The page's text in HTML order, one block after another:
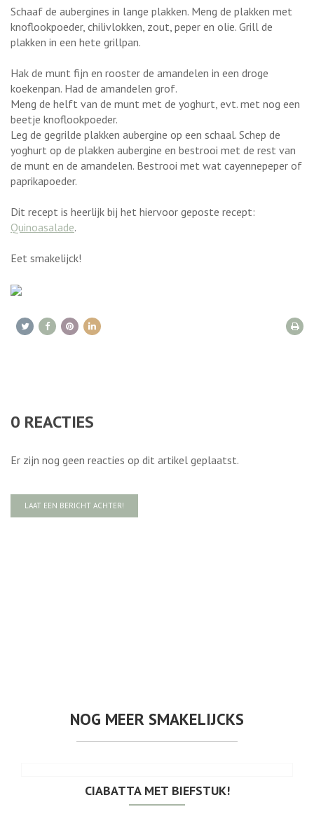
Schaaf de aubergines in lange plakken. Meng de plakken met
knoflookpoeder, chilivlokken, zout, peper en olie. Grill de
plakken in een hete grillpan.
Hak de munt fijn en rooster de amandelen in een droge
koekenpan. Had de amandelen grof.
Meng de helft van de munt met de yoghurt, evt. met nog een
beetje knoflookpoeder.
Leg de gegrilde plakken aubergine op een schaal. Schep de
yoghurt op de plakken aubergine en bestrooi met de rest van
de munt en de amandelen. Bestrooi met wat cayennepeper of
paprikapoeder.
Dit recept is heerlijk bij het hiervoor geposte recept:
Quinoasalade.
Eet smakelijck!
0 REACTIES
Er zijn nog geen reacties op dit artikel geplaatst.
LAAT EEN BERICHT ACHTER!
NOG MEER SMAKELIJCKS
CIABATTA MET BIEFSTUK!